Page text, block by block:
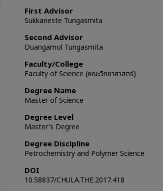
First Advisor
Sukkaneste Tungasmita
Second Advisor
Duangamol Tungasmita
Faculty/College
Faculty of Science (คณะวิทยาศาสตร์)
Degree Name
Master of Science
Degree Level
Master's Degree
Degree Discipline
Petrochemistry and Polymer Science
DOI
10.58837/CHULA.THE.2017.418